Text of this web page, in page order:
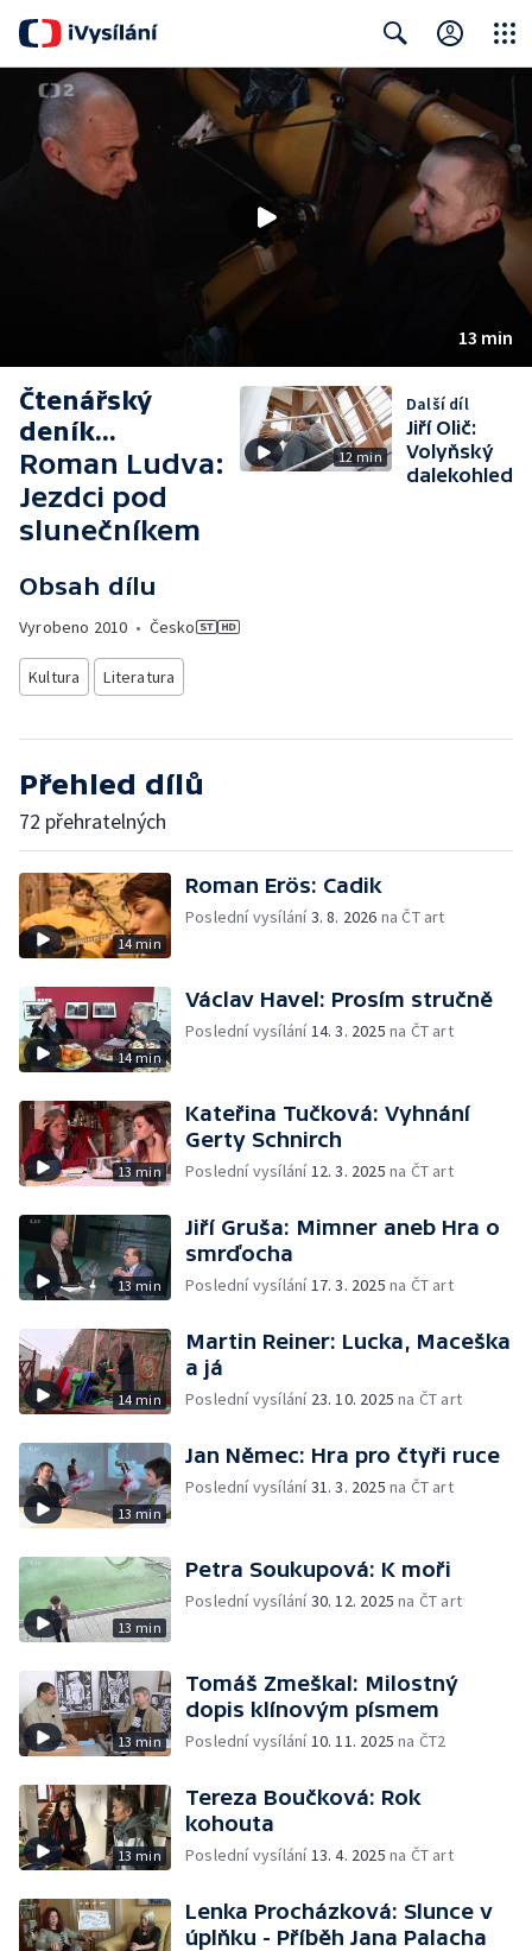
Search Close
13 min
Čtenářský
deník...
Roman Ludva:
Jezdci pod
slunečníkem
Obsah dílu
Vyrobeno 2010 • Česko
Kultura Literatura
12 min
Další díl
Jiří Olič:
Volyňský
dalekohled
Přehled dílů
72 přehratelných
14 min
Roman Erös: Cadik
Poslední vysílání3. 8. 2026 na ČT art
14 min
Václav Havel: Prosím stručně
Poslední vysílání14. 3. 2025 na ČT art
13 min
Kateřina Tučková: Vyhnání
Gerty Schnirch
Poslední vysílání12. 3. 2025 na ČT art
13 min
Jiří Gruša: Mimner aneb Hra o
smrďocha
Poslední vysílání17. 3. 2025 na ČT art
14 min
Martin Reiner: Lucka, Maceška
a já
Poslední vysílání 23. 10. 2025 na ČT art
13 min
Jan Němec: Hra pro čtyři ruce
Poslední vysílání31. 3. 2025 na ČT art
13 min
Petra Soukupová: K moři
Poslední vysílání30. 12. 2025 na ČT art
13 min
Tomáš Zmeškal: Milostný
dopis klínovým písmem
Poslední vysílání10. 11. 2025 na ČT2
13 min
Tereza Boučková: Rok
kohouta
Poslední vysílání13. 4. 2025 na ČT art
Lenka Procházková: Slunce v
úplňku - Příběh Jana Palacha